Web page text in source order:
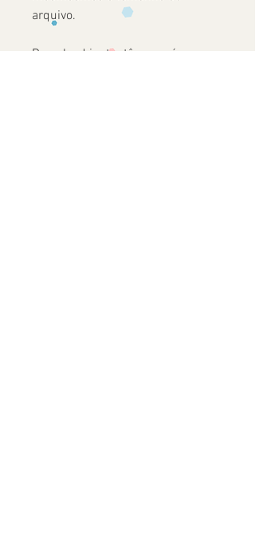
arquivo.
Download instantâneo após a